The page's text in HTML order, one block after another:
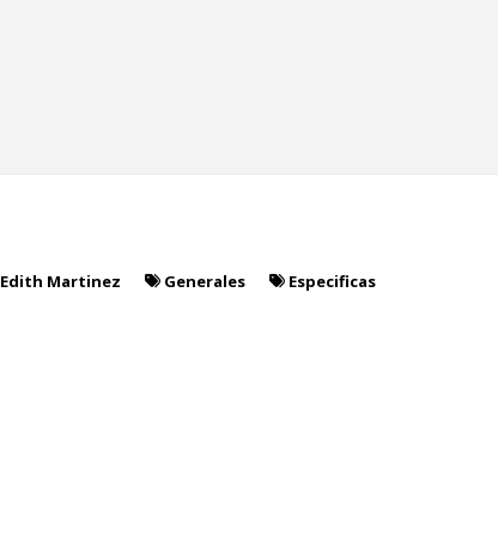
Especificas
Generales
Edith Martinez